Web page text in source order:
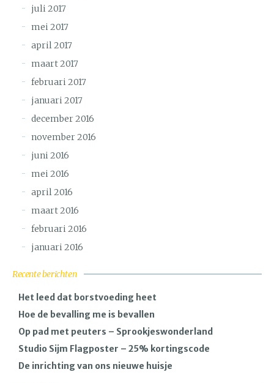
juli 2017
mei 2017
april 2017
maart 2017
februari 2017
januari 2017
december 2016
november 2016
juni 2016
mei 2016
april 2016
maart 2016
februari 2016
januari 2016
Recente berichten
Het leed dat borstvoeding heet
Hoe de bevalling me is bevallen
Op pad met peuters – Sprookjeswonderland
Studio Sijm Flagposter – 25% kortingscode
De inrichting van ons nieuwe huisje